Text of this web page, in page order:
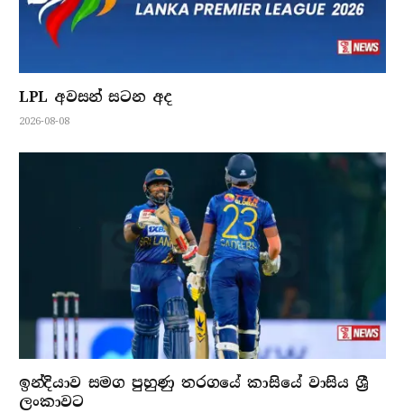
LPL අවසන් සටන අද
2026-08-08
ඉන්දියාව සමග පුහුණු තරගයේ කාසියේ වාසිය ශ්‍රී
ලංකාවට